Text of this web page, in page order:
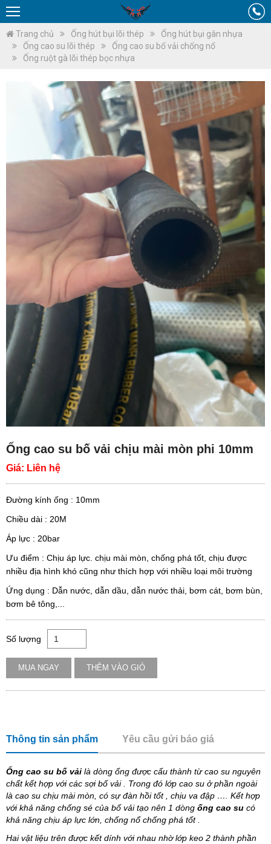
Trang chủ Ống hút bụi lõi thép
Ống hút bụi gân nhựa
Ống cao su lõi thép
Ống cao su bố vải chống nổ
Ống ruột gà lõi thép bọc nhựa
Ống cao su bố vải chịu mài mòn phi 10mm
Giá: Liên hệ
Đường kính ống : 10mm
Chiều dài : 20M
Áp lực : 20bar
Ưu điểm : Chịu áp lực. chịu mài mòn, chống phá tốt, chịu được
nhiều địa hình khó cũng như thích hợp với nhiều loại môi trường
Ứng dụng : Dẫn nước, dẫn dầu, dẫn nước thải, bơm cát, bơm bùn,
bơm bê tông,...
Số lượng
MUA NGAY THÊM VÀO GIỎ
Thông tin sản phẩm Yêu cầu gửi báo giá
Ống cao su bố vải là dòng ống được cấu thành từ cao su nguyên
chất kết hợp với các sợi bố vải . Trong đó lớp cao su ở phần ngoài
là cao su chịu mài mòn, có sự đàn hồi tốt , chịu va đập …. Kết hợp
với khả năng chống sé của bố vải tạo nên 1 dòng ống cao su có
khả năng chịu áp lực lớn, chống nổ chống phá tốt .
Hai vật liệu trên được kết dính với nhau nhờ lớp keo 2 thành phần